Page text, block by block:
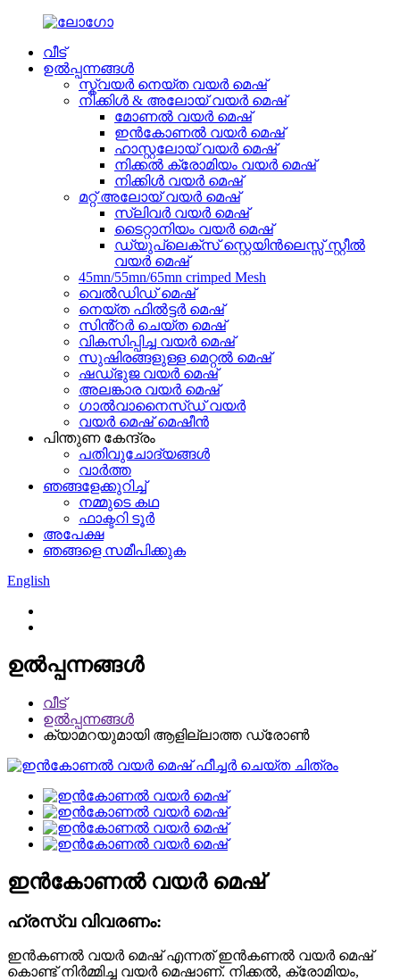
വീട്
ഉൽപ്പന്നങ്ങൾ
സ്ക്വയർ നെയ്ത വയർ മെഷ്
നിക്കിൾ & അലോയ് വയർ മെഷ്
മോണൽ വയർ മെഷ്
ഇൻകോണൽ വയർ മെഷ്
ഹാസ്റ്റലോയ് വയർ മെഷ്
നിക്കൽ ക്രോമിയം വയർ മെഷ്
നിക്കിൾ വയർ മെഷ്
മറ്റ് അലോയ് വയർ മെഷ്
സ്ലിവർ വയർ മെഷ്
ടൈറ്റാനിയം വയർ മെഷ്
ഡ്യുപ്ലെക്സ് സ്റ്റെയിൻലെസ്സ് സ്റ്റീൽ
വയർ മെഷ്
45mn/55mn/65mn crimped Mesh
വെൽഡിഡ് മെഷ്
നെയ്ത ഫിൽട്ടർ മെഷ്
സിൻ്റർ ചെയ്ത മെഷ്
വികസിപ്പിച്ച വയർ മെഷ്
സുഷിരങ്ങളുള്ള മെറ്റൽ മെഷ്
ഷഡ്ഭുജ വയർ മെഷ്
അലങ്കാര വയർ മെഷ്
ഗാൽവാനൈസ്ഡ് വയർ
വയർ മെഷ് മെഷീൻ
പിന്തുണ കേന്ദ്രം
പതിവുചോദ്യങ്ങൾ
വാർത്ത
ഞങ്ങളേക്കുറിച്ച്
നമ്മുടെ കഥ
ഫാക്ടറി ടൂർ
അപേക്ഷ
ഞങ്ങളെ സമീപിക്കുക
English
ഉൽപ്പന്നങ്ങൾ
വീട്
ഉൽപ്പന്നങ്ങൾ
ക്യാമറയുമായി ആളില്ലാത്ത ഡ്രോൺ
ഇൻകോണൽ വയർ മെഷ്
ഹ്രസ്വ വിവരണം:
ഇൻകണൽ വയർ മെഷ് എന്നത് ഇൻകണൽ വയർ മെഷ്
കൊണ്ട് നിർമ്മിച്ച വയർ മെഷാണ്. നിക്കൽ, ക്രോമിയം,